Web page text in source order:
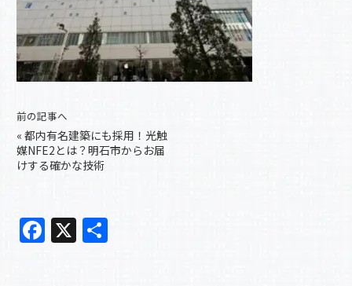
前の記事へ
« 都内有名建築にも採用！光触
媒NFE2とは？明石市からお届
けする確かな技術
F
a
X